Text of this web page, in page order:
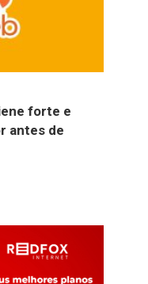
forte e
antes de